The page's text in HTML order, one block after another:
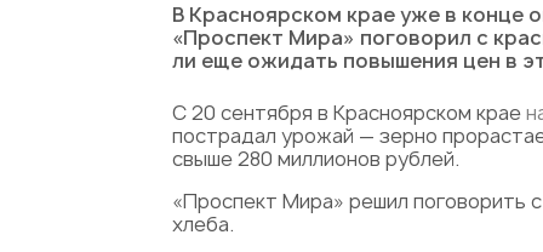
В Красноярском крае уже в конце
«Проспект Мира» поговорил с
ли еще ожидать повышения цен в
С 20 сентября в Красноярском крае
пострадал урожай — зерно
свыше 280 миллионов рублей.
«Проспект Мира» решил поговорить
хлеба.